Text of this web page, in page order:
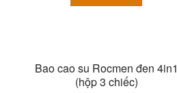
Bao cao su Rocmen đen 4in1
(hộp 3 chiếc)